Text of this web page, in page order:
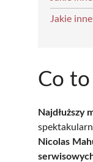
Jakie
Co to
Najdłuższy
Nicolas